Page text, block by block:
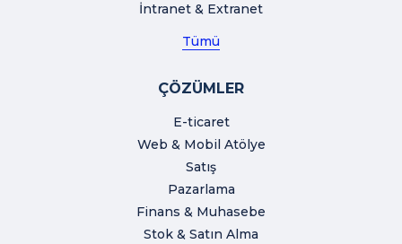
İntranet & Extranet
Tümü
ÇÖZÜMLER
E-ticaret
Web & Mobil Atölye
Satış
Pazarlama
Finans & Muhasebe
Stok & Satın Alma